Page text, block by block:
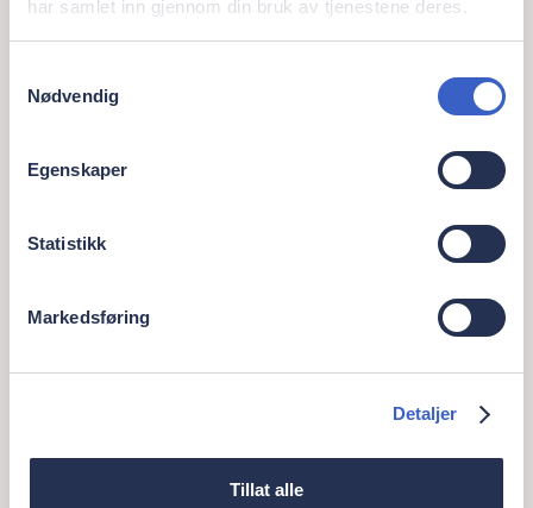
har samlet inn gjennom din bruk av tjenestene deres.
Nødvendig
Egenskaper
Statistikk
Markedsføring
Detaljer
Tillat alle